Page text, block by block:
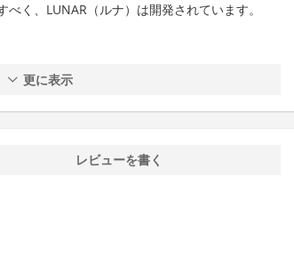
く、LUNAR（ルナ）は開発されています。
更に表示
レビューを書く